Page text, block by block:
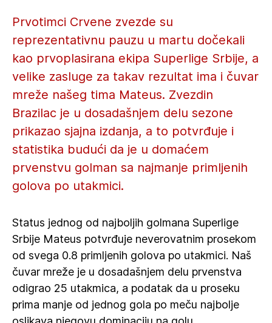
Prvotimci Crvene zvezde su
reprezentativnu pauzu u martu dočekali
kao prvoplasirana ekipa Superlige Srbije, a
velike zasluge za takav rezultat ima i čuvar
mreže našeg tima Mateus. Zvezdin
Brazilac je u dosadašnjem delu sezone
prikazao sjajna izdanja, a to potvrđuje i
statistika budući da je u domaćem
prvenstvu golman sa najmanje primljenih
golova po utakmici.
Status jednog od najboljih golmana Superlige
Srbije Mateus potvrđuje neverovatnim prosekom
od svega 0.8 primljenih golova po utakmici. Naš
čuvar mreže je u dosadašnjem delu prvenstva
odigrao 25 utakmica, a podatak da u proseku
prima manje od jednog gola po meču najbolje